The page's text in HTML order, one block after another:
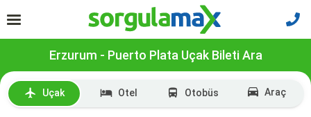
Erzurum - Puerto Plata Uçak Bileti Ara
Uçak Otel Otobüs Araç